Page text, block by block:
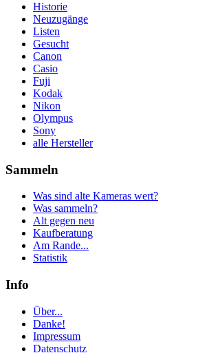
Historie
Neuzugänge
Listen
Gesucht
Canon
Casio
Fuji
Kodak
Nikon
Olympus
Sony
alle Hersteller
Sammeln
Was sind alte Kameras wert?
Was sammeln?
Alt gegen neu
Kaufberatung
Am Rande...
Statistik
Info
Über...
Danke!
Impressum
Datenschutz